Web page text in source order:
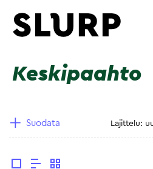
Keskipaahto
Suodata